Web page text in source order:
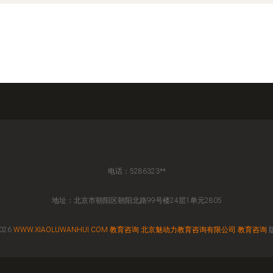
电话：5286323**
地址：北京市朝阳区朝阳北路99号楼24层1单元2805
WWW.XIAOLUWANHUI.COM 教育咨询 北京魅动力教育咨询有限公司 教育咨询